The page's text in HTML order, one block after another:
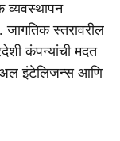
व्यवस्थापन
जागतिक स्तरावरील
कंपन्यांची मदत
इंटेलिजन्स आणि